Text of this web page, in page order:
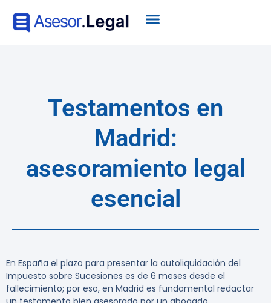
Testamentos en
Madrid:
asesoramiento legal
esencial
En España el plazo para presentar la autoliquidación del
Impuesto sobre Sucesiones es de 6 meses desde el
fallecimiento; por eso, en Madrid es fundamental redactar